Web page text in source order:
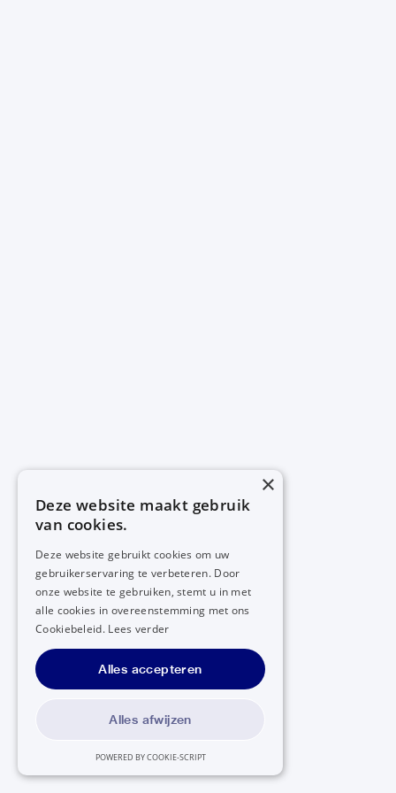
×
Deze website maakt gebruik
van cookies.
Deze website gebruikt cookies om uw
gebruikerservaring te verbeteren. Door
onze website te gebruiken, stemt u in met
alle cookies in overeenstemming met ons
Cookiebeleid. Lees verder
Alles accepteren
Alles afwijzen
POWERED BY COOKIE-SCRIPT